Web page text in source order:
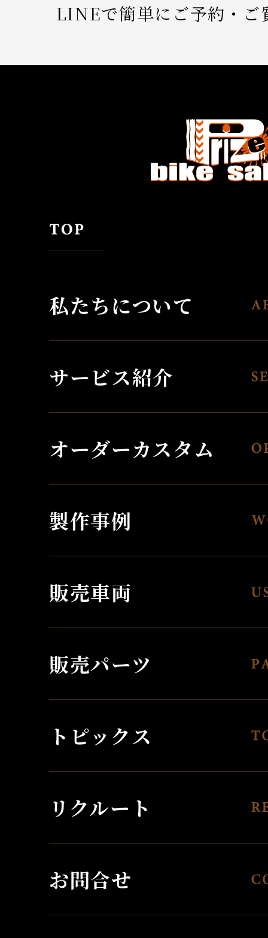
LINEで簡単にご予約・ご
私たちについて
サービス紹介
オーダーカスタム
製作事例
販売車両
販売パーツ
トピックス
リクルート
お問合せ